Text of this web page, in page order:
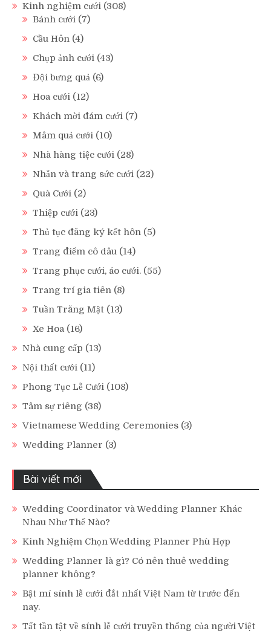
Kinh nghiệm cưới (308)
Bánh cưới (7)
Cầu Hôn (4)
Chụp ảnh cưới (43)
Đội bưng quả (6)
Hoa cưới (12)
Khách mời đám cưới (7)
Mâm quả cưới (10)
Nhà hàng tiệc cưới (28)
Nhẫn và trang sức cưới (22)
Quà Cưới (2)
Thiệp cưới (23)
Thủ tục đăng ký kết hôn (5)
Trang điểm cô dâu (14)
Trang phục cưới, áo cưới. (55)
Trang trí gia tiên (8)
Tuần Trăng Mật (13)
Xe Hoa (16)
Nhà cung cấp (13)
Nội thất cưới (11)
Phong Tục Lễ Cưới (108)
Tâm sự riêng (38)
Vietnamese Wedding Ceremonies (3)
Wedding Planner (3)
Bài viết mới
Wedding Coordinator và Wedding Planner Khác
Nhau Như Thế Nào?
Kinh Nghiệm Chọn Wedding Planner Phù Hợp
Wedding Planner là gì? Có nên thuê wedding
planner không?
Bật mí sính lễ cưới đắt nhất Việt Nam từ trước đến
nay.
Tất tần tật về sính lễ cưới truyền thống của người Việt